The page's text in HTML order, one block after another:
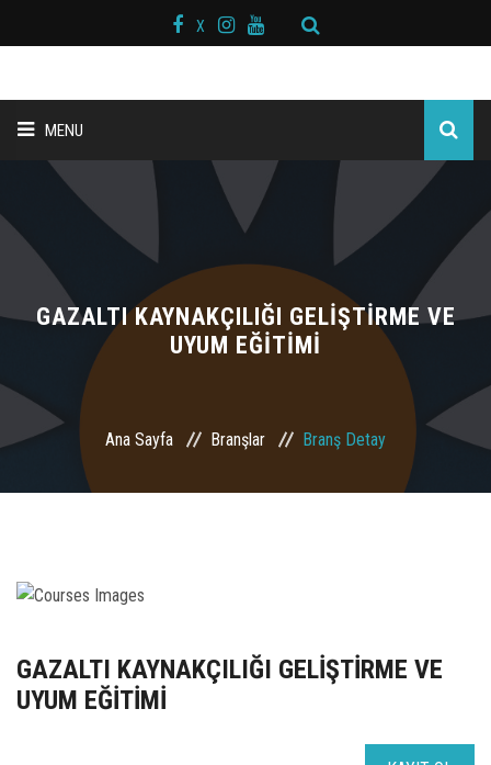
X
MENU
ANA SAYFA
BAŞKAN MESAJI
HAKKIMIZDA
KURS MERKEZLERİ
BRANŞLAR
UZEM
SSS
GAZALTI KAYNAKÇILIĞI GELİŞTİRME VE
UYUM EĞİTİMİ
Ana Sayfa Branşlar Branş Detay
GAZALTI KAYNAKÇILIĞI GELİŞTİRME VE
UYUM EĞİTİMİ